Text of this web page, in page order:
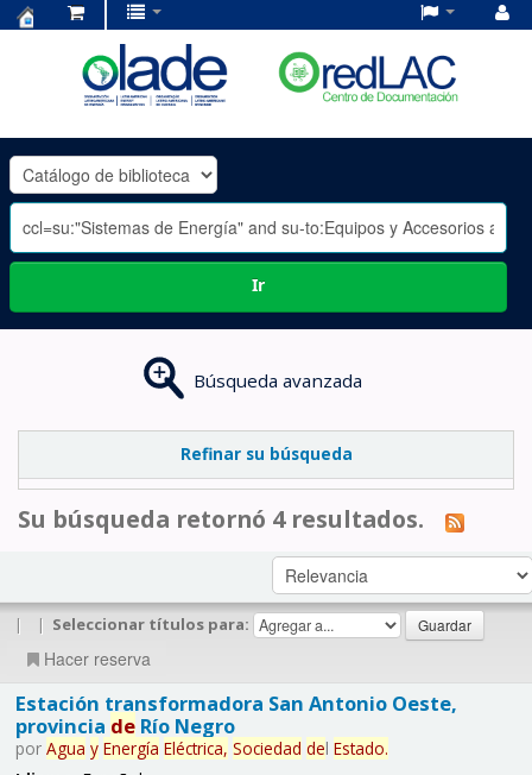
OLADE
-
Ir
Búsqueda avanzada
Refinar su búsqueda
Su búsqueda retornó 4 resultados.
| | Seleccionar títulos para:
Hacer reserva
Estación transformadora San Antonio Oeste,
provincia deRío Negro
por Agua y Energía Eléctrica, Sociedad del Estado.